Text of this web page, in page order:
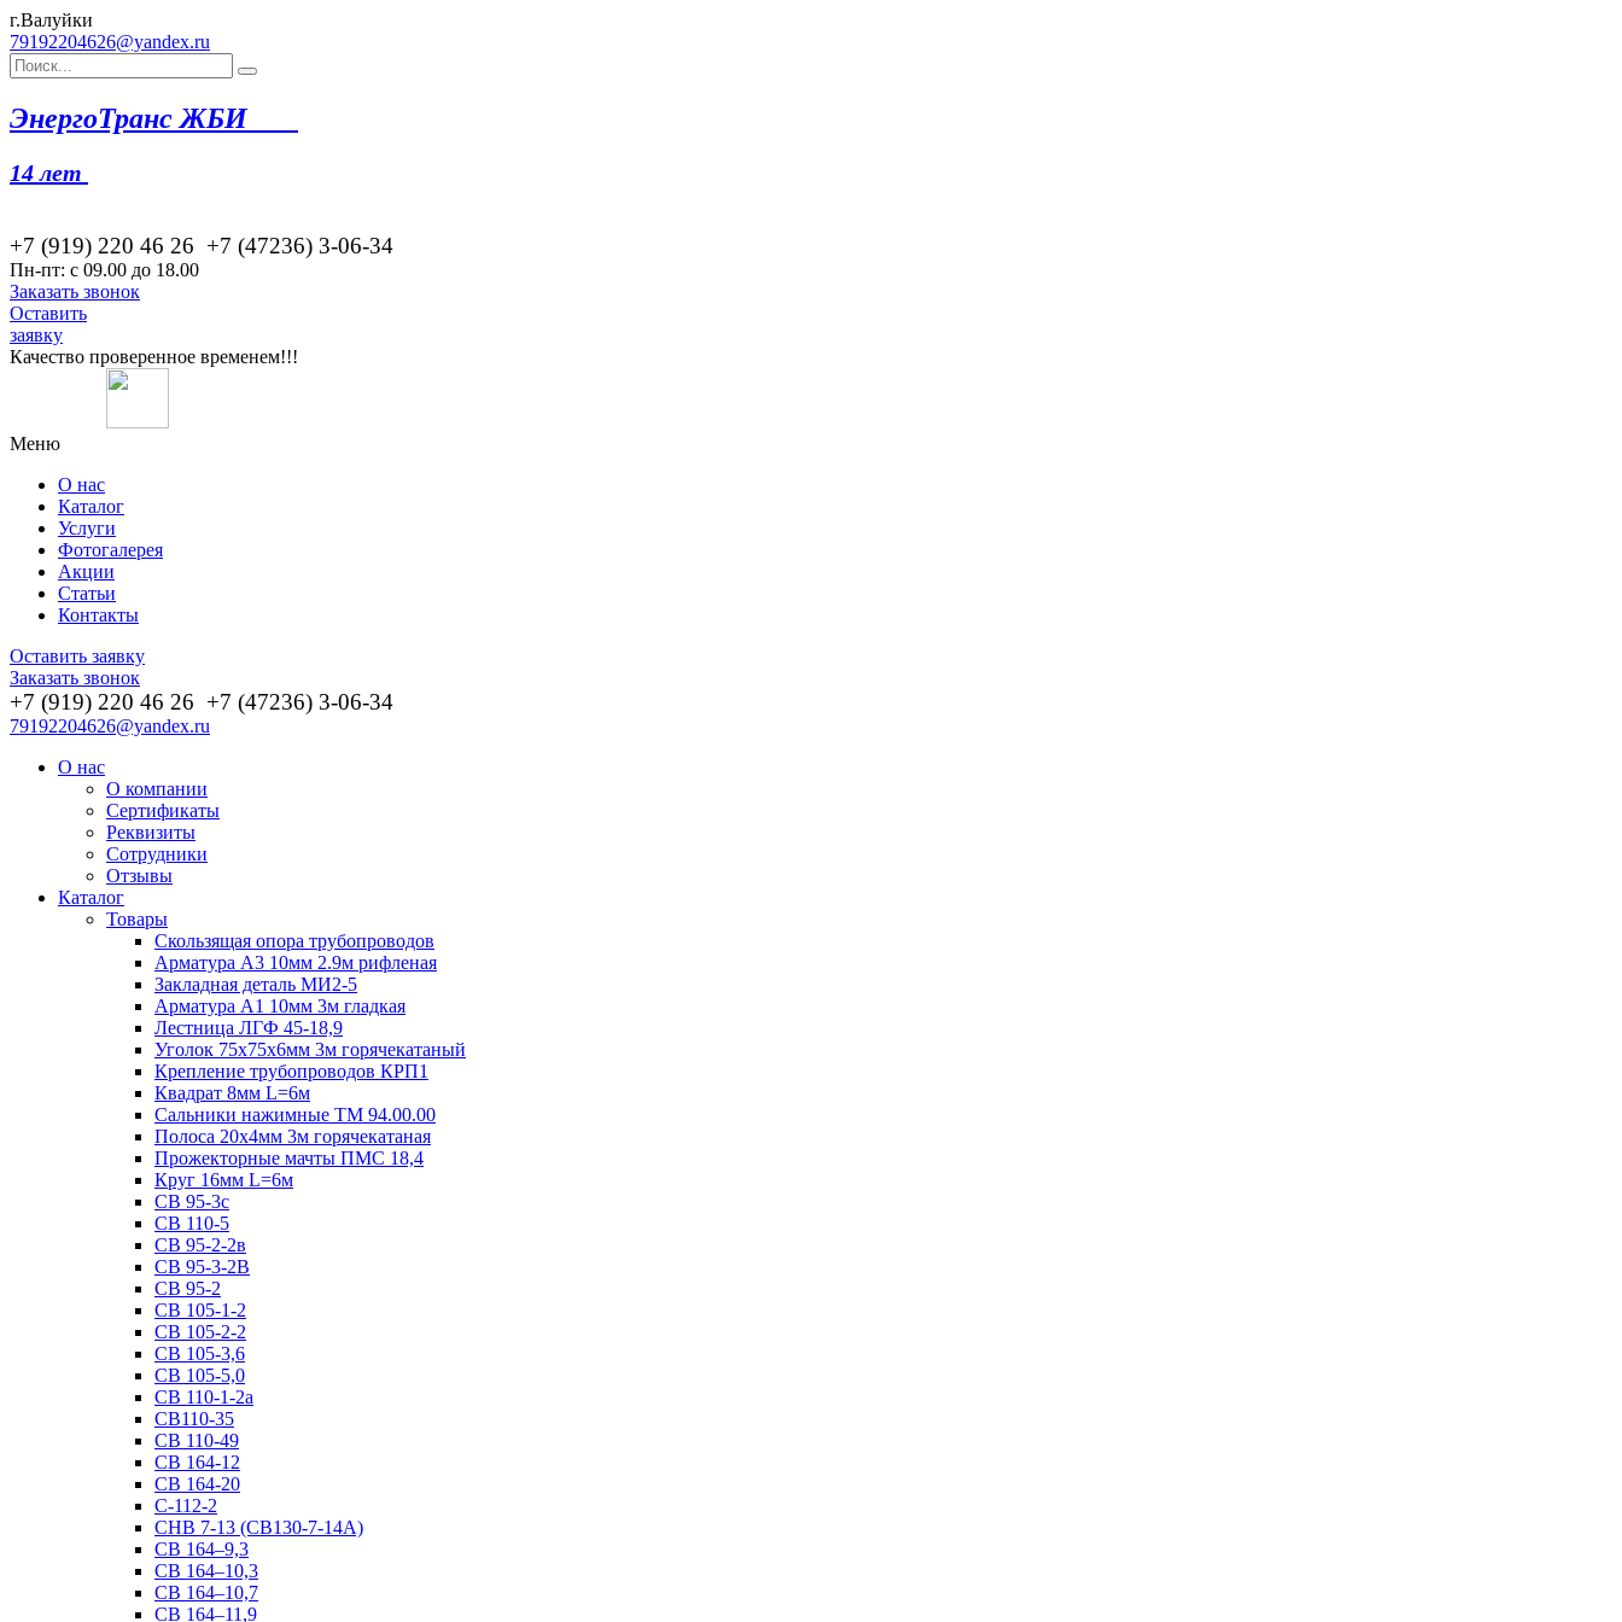
г.Валуйки
79192204626@yandex.ru
ЭнергоТранс ЖБИ
14 лет
+7 (919) 220 46 26 +7 (47236) 3-06-34
Пн-пт: с 09.00 до 18.00
Заказать звонок
Оставить
заявку
Качество проверенное временем!!!
Меню
О нас
Каталог
Услуги
Фотогалерея
Акции
Статьи
Контакты
Оставить заявку
Заказать звонок
+7 (919) 220 46 26 +7 (47236) 3-06-34
79192204626@yandex.ru
О нас
О компании
Сертификаты
Реквизиты
Сотрудники
Отзывы
Каталог
Товары
Скользящая опора трубопроводов
Арматура А3 10мм 2.9м рифленая
Закладная деталь МИ2-5
Арматура А1 10мм 3м гладкая
Лестница ЛГФ 45-18,9
Уголок 75х75х6мм 3м горячекатаный
Крепление трубопроводов КРП1
Квадрат 8мм L=6м
Сальники нажимные ТМ 94.00.00
Полоса 20х4мм 3м горячекатаная
Прожекторные мачты ПМС 18,4
Круг 16мм L=6м
СВ 95-3с
СВ 110-5
СВ 95-2-2в
СВ 95-3-2В
СВ 95-2
СВ 105-1-2
СВ 105-2-2
СВ 105-3,6
СВ 105-5,0
СВ 110-1-2а
СВ110-35
СВ 110-49
СВ 164-12
СВ 164-20
С-112-2
СНВ 7-13 (СВ130-7-14А)
СВ 164–9,3
СВ 164–10,3
СВ 164–10,7
СВ 164–11,9